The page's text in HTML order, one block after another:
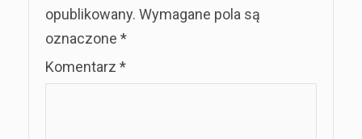
opublikowany. Wymagane pola są
oznaczone *
Komentarz *